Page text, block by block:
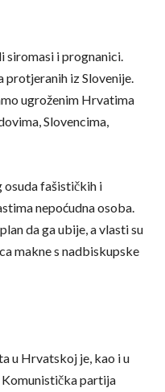
siromasi i prognanici.
iz Slovenije.
ugroženim Hrvatima
Slovencima,
osuda fašističkih i
nepoćudna osoba.
da ga ubije, a vlasti su
makne s nadbiskupske
u Hrvatskoj je, kao i u
partija